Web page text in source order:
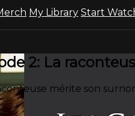
My Library Start
2: La
mérite son